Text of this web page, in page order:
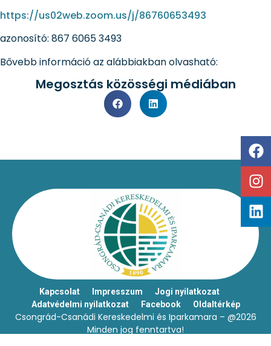
https://us02web.zoom.us/j/86760653493
azonosító: 867 6065 3493
Bővebb információ az alábbiakban olvasható:
Megosztás közösségi médiában
Kapcsolat Impresszum
Jogi nyilatkozat
Adatvédelmi nyilatkozat
Facebook Oldaltérkép
Csongrád-Csanádi Kereskedelmi és Iparkamara – @2026
Minden jog fenntartva!